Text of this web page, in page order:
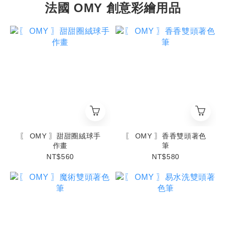
法國 OMY 創意彩繪用品
〖 OMY 〗甜甜圈絨球手
作畫
NT$560
〖 OMY 〗香香雙頭著色
筆
NT$580